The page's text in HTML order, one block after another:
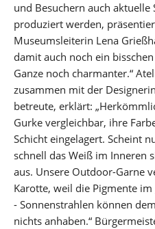
und Besuchern auch aktuelle
produziert werden,
Museumsleiterin Lena
damit auch noch ein
Ganze noch charmanter.“
zusammen mit der
betreute, erklärt:
Gurke vergleichbar, ihre
Schicht eingelagert. Scheint
schnell das Weiß im Inneren
aus. Unsere Outdoor-Garne
Karotte, weil die Pigmente
- Sonnenstrahlen können
nichts anhaben.“